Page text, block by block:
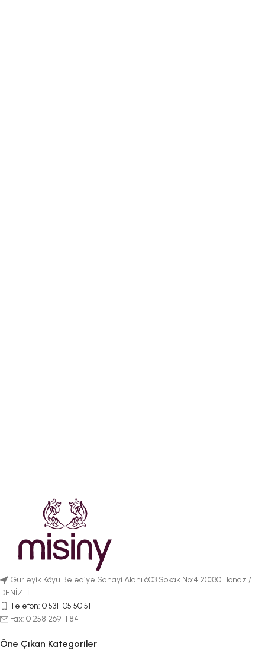
Gürleyik Köyü Belediye Sanayi Alanı 603 Sokak No:4 20330 Honaz /
DENİZLİ
Telefon: 0 531 105 50 51
Fax: 0 258 269 11 84
Öne Çıkan Kategoriler